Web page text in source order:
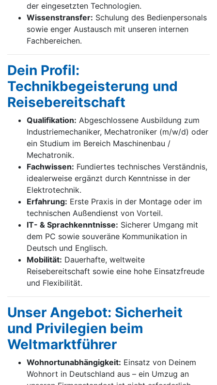
der eingesetzten Technologien.
Wissenstransfer: Schulung des Bedienpersonals
sowie enger Austausch mit unseren internen
Fachbereichen.
Dein Profil:
Technikbegeisterung und
Reisebereitschaft
Qualifikation: Abgeschlossene Ausbildung zum
Industriemechaniker, Mechatroniker (m/w/d) oder
ein Studium im Bereich Maschinenbau /
Mechatronik.
Fachwissen: Fundiertes technisches Verständnis,
idealerweise ergänzt durch Kenntnisse in der
Elektrotechnik.
Erfahrung: Erste Praxis in der Montage oder im
technischen Außendienst von Vorteil.
IT- & Sprachkenntnisse: Sicherer Umgang mit
dem PC sowie souveräne Kommunikation in
Deutsch und Englisch.
Mobilität: Dauerhafte, weltweite
Reisebereitschaft sowie eine hohe Einsatzfreude
und Flexibilität.
Unser Angebot: Sicherheit
und Privilegien beim
Weltmarktführer
Wohnortunabhängigkeit: Einsatz von Deinem
Wohnort in Deutschland aus – ein Umzug an